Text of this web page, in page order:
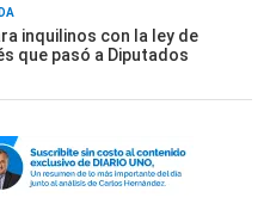
inquilinos con la ley de
que pasó a Diputados